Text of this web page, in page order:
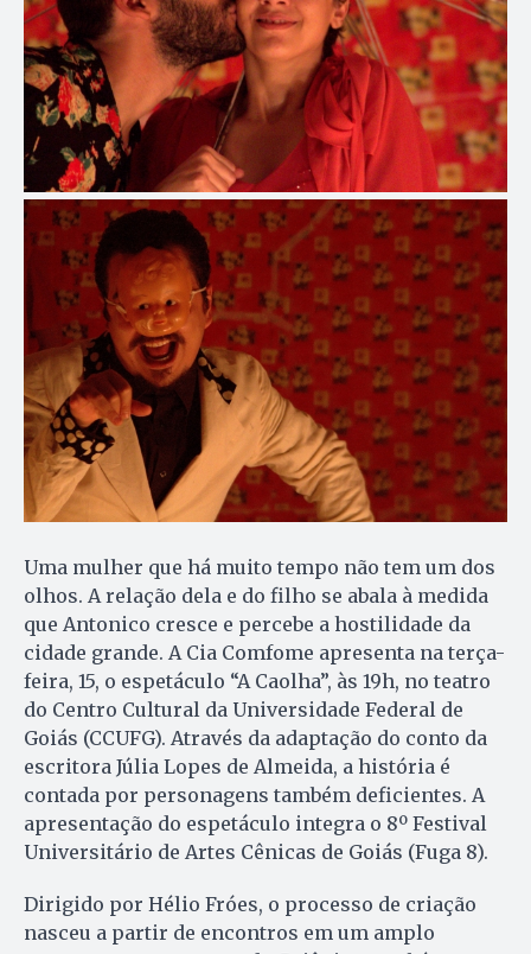
Uma mulher que há muito tempo não tem um dos
olhos. A relação dela e do filho se abala à medida
que Antonico cresce e percebe a hostilidade da
cidade grande. A Cia Comfome apresenta na terça-
feira, 15, o espetáculo “A Caolha”, às 19h, no teatro
do Centro Cultural da Universidade Federal de
Goiás (CCUFG). Através da adaptação do conto da
escritora Júlia Lopes de Almeida, a história é
contada por personagens também deficientes. A
apresentação do espetáculo integra o 8º Festival
Universitário de Artes Cênicas de Goiás (Fuga 8).
Dirigido por Hélio Fróes, o processo de criação
nasceu a partir de encontros em um amplo